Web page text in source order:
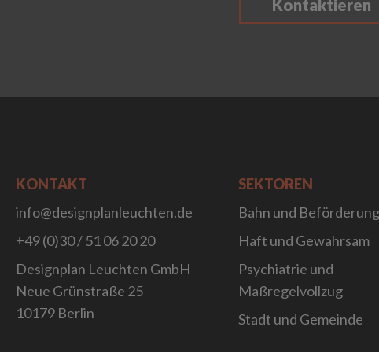
Kontaktieren
KONTAKT
info@designplanleuchten.de
+49 (0)30 / 51 06 20 20
Designplan Leuchten GmbH
Neue Grünstraße 25
10179 Berlin
SEKTOREN
Bahn und Beförderung
Haft und Gewahrsam
Psychiatrie und
Maßregelvollzug
Stadt und Gemeinde